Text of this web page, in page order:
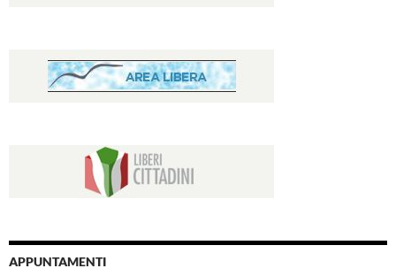
APPUNTAMENTI